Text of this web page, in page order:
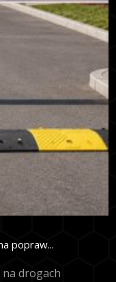
popraw...
drogach